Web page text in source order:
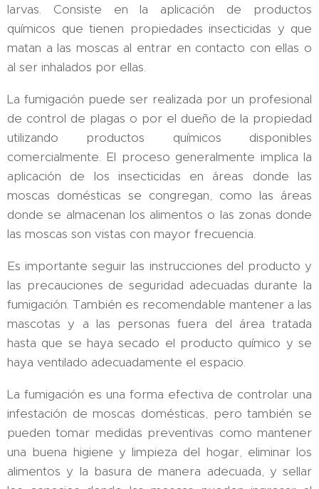
larvas. Consiste en la aplicación de productos
químicos que tienen propiedades insecticidas y que
matan a las moscas al entrar en contacto con ellas o
al ser inhalados por ellas.
La fumigación puede ser realizada por un profesional
de control de plagas o por el dueño de la propiedad
utilizando productos químicos disponibles
comercialmente. El proceso generalmente implica la
aplicación de los insecticidas en áreas donde las
moscas domésticas se congregan, como las áreas
donde se almacenan los alimentos o las zonas donde
las moscas son vistas con mayor frecuencia.
Es importante seguir las instrucciones del producto y
las precauciones de seguridad adecuadas durante la
fumigación. También es recomendable mantener a las
mascotas y a las personas fuera del área tratada
hasta que se haya secado el producto químico y se
haya ventilado adecuadamente el espacio.
La fumigación es una forma efectiva de controlar una
infestación de moscas domésticas, pero también se
pueden tomar medidas preventivas como mantener
una buena higiene y limpieza del hogar, eliminar los
alimentos y la basura de manera adecuada, y sellar